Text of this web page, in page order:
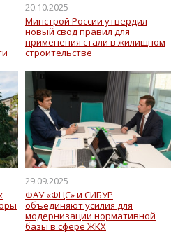
20.10.2025
Минстрой России утвердил
новый свод правил для
применения стали в жилищном
строительстве
29.09.2025
ФАУ «ФЦС» и СИБУР
объединяют усилия для
модернизации нормативной
базы в сфере ЖКХ